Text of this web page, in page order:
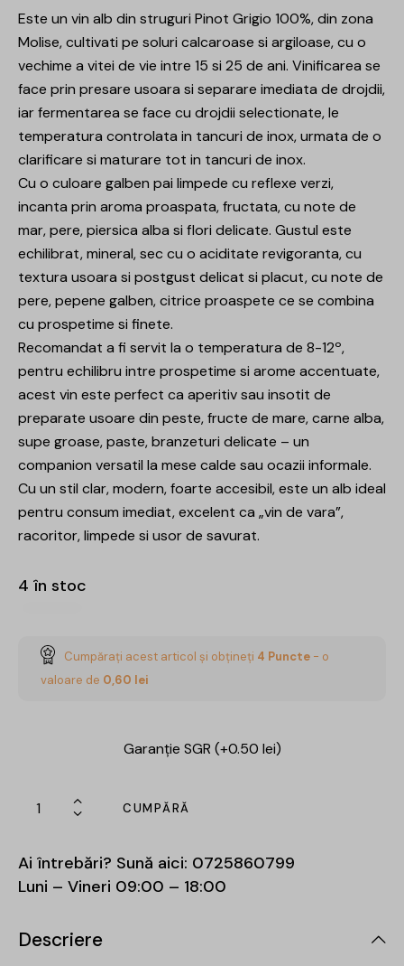
Este un vin alb din struguri Pinot Grigio 100%, din zona
Molise, cultivati pe soluri calcaroase si argiloase, cu o
vechime a vitei de vie intre 15 si 25 de ani. Vinificarea se
face prin presare usoara si separare imediata de drojdii,
iar fermentarea se face cu drojdii selectionate, le
temperatura controlata in tancuri de inox, urmata de o
clarificare si maturare tot in tancuri de inox.
Cu o culoare galben pai limpede cu reflexe verzi,
incanta prin aroma proaspata, fructata, cu note de
mar, pere, piersica alba si flori delicate. Gustul este
echilibrat, mineral, sec cu o aciditate revigoranta, cu
textura usoara si postgust delicat si placut, cu note de
pere, pepene galben, citrice proaspete ce se combina
cu prospetime si finete.
Recomandat a fi servit la o temperatura de 8-12º,
pentru echilibru intre prospetime si arome accentuate,
acest vin este perfect ca aperitiv sau insotit de
preparate usoare din peste, fructe de mare, carne alba,
supe groase, paste, branzeturi delicate – un
companion versatil la mese calde sau ocazii informale.
Cu un stil clar, modern, foarte accesibil, este un alb ideal
pentru consum imediat, excelent ca „vin de vara”,
racoritor, limpede si usor de savurat.
4 în stoc
Cumpărați acest articol și obțineți 4 Puncte - o
valoare de 0,60 lei
Garanție SGR (+0.50 lei)
CUMPĂRĂ
Ai întrebări? Sună aici: 0725860799
Luni – Vineri 09:00 – 18:00
Descriere